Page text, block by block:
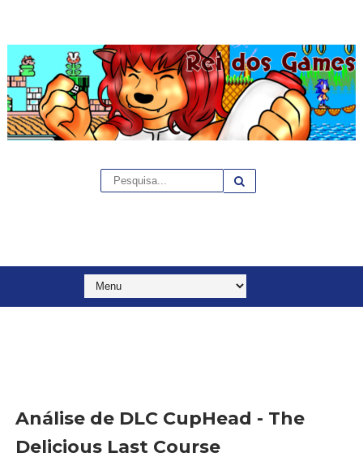
Análise de DLC CupHead - The
Delicious Last Course